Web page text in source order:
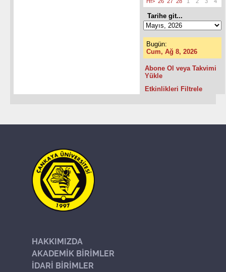
Tarihe git...
Bugün:
Cum, Ağ 8, 2026
Abone Ol veya Takvimi
Yükle
Etkinlikleri Filtrele
HAKKIMIZDA
AKADEMİK BİRİMLER
İDARİ BİRİMLER